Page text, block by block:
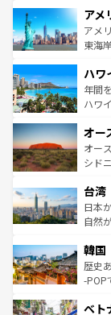
ンツ
の建
博物
こと
ば市内
着の
アメ
アメ
東海
のよ
ンメ
西部
部の
文化
しみ
ならでは
情報
ハワ
年間
ハワ
ワイ
島だ
おす
れる
人々
ク、
ワイを、
はコ
オー
オー
シド
リア
ク）
ど、
いる
ビン
い。
参照
台湾
日本
自然
ン）
と山
驚き
容に
韓国
歴史
-POP
き、
ベト